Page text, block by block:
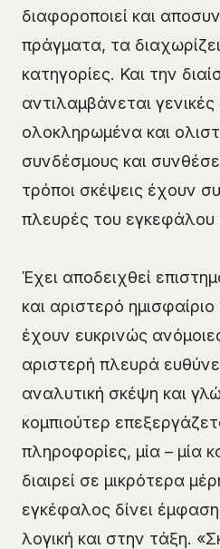
διαφοροποιεί και
πράγματα, τα
κατηγορίες. Και την
αντιλαμβάνεται
ολοκληρωμένα και
συνδέσμους και
τρόποι σκέψεις έχουν
πλευρές του εγκεφάλου
Έχει αποδειχθεί
και αριστερό
έχουν ευκρινώς
αριστερή πλευρά
αναλυτική σκέψη και
κομπιούτερ
πληροφορίες, μία – μία
διαιρεί σε μικρότερα
εγκέφαλος δίνει
λογική και στην τάξη.